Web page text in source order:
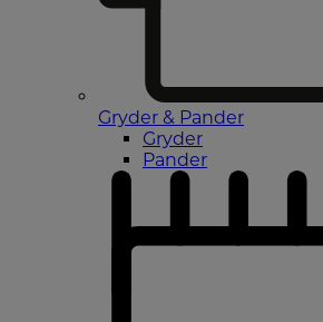
Gryder & Pander
Gryder
Pander